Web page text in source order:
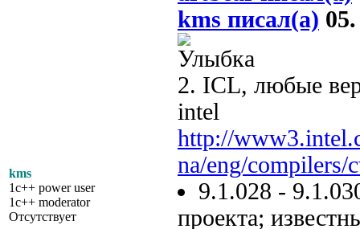
kms
1c++ power user
1c++ moderator
Отсутствует
kms писал(а)
2. ICL, любые
intel
http://
na/eng/compilers/
9.1.028 -
проекта;